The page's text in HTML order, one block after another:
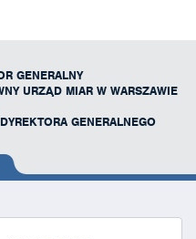
GENERALNY
URZĄD MIAR W WARSZAWIE
GENERALNEGO